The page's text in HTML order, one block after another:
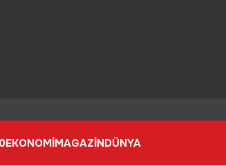
EKONOMİMAGAZİNDÜNYA